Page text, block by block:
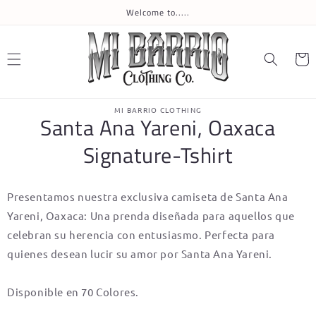
Welcome to.....
Cart
information
MI BARRIO CLOTHING
Santa Ana Yareni, Oaxaca
Signature-Tshirt
Presentamos nuestra exclusiva camiseta de Santa Ana
Yareni, Oaxaca: Una prenda diseñada para aquellos que
celebran su herencia con entusiasmo. Perfecta para
quienes desean lucir su amor por Santa Ana Yareni.
Disponible en 70 Colores.